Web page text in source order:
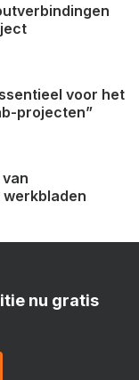
voor het
projecten”
nu gratis